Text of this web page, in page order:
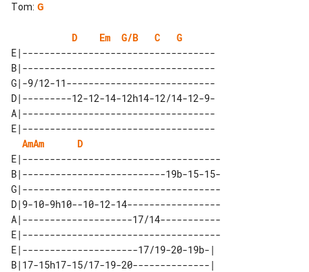
Tom: G
D Em G/B C
G
E|-----------------------------------
B|-----------------------------------
G|-9/12-11---------------------------
D|---------12-12-14-12h14-12/14-12-9-
A|-----------------------------------
E|-----------------------------------
AmAm
D
E|------------------------------------
B|--------------------------19b-15-15-
G|------------------------------------
D|9-10-9h10--10-12-14-----------------
A|--------------------17/14-----------
E|------------------------------------
E|---------------------17/19-20-19b-|
B|17-15h17-15/17-19-20--------------|